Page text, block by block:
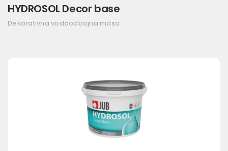
HYDROSOL Decor base
Dekorativna vodoodbojna masa